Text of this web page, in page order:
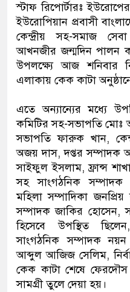
স্টাফ রিপোর্টারঃ
ইউরোপিয়ান প্রবাসী
কেন্দ্রীয় সহ-সমাজ
আখনজীর জন্মদিন পালন
উপলক্ষ্যে আজ শনিবার
এলাকায় কেক কাটা
এতে অন্যান্যের মধ্যে
কমিটির সহ-সভাপতি মোঃ
সভাপতি ফারুক খান,
অজয় দাস, দপ্তর সম্পাদক
সাইফুল ইসলাম, ফ্রান্স
সহ সাংগঠনিক
মহিলা সম্পাদিকা
সম্পাদক জাকির হোসেন,
হিসেবে উপস্থিত
সাংগঠনিক সম্পাদক
আব্দুল আজিজ সেলিম,
কেক কাটা শেষে
সামগ্রী তুলে দেয়া হয়।